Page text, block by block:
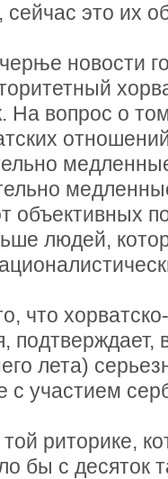
сейчас это их
новости
На вопрос о
объективных
людей,
что
лета)
участием
той риторике,
бы с десяток